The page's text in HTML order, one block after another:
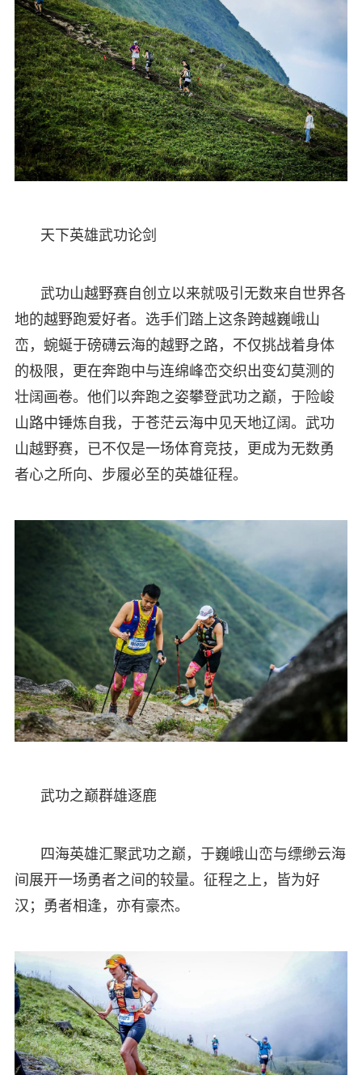
天下英雄武功论剑
武功山越野赛自创立以来就吸引无数来自世界各
地的越野跑爱好者。选手们踏上这条跨越巍峨山
峦，蜿蜒于磅礴云海的越野之路，不仅挑战着身体
的极限，更在奔跑中与连绵峰峦交织出变幻莫测的
壮阔画卷。他们以奔跑之姿攀登武功之巅，于险峻
山路中锤炼自我，于苍茫云海中见天地辽阔。武功
山越野赛，已不仅是一场体育竞技，更成为无数勇
者心之所向、步履必至的英雄征程。
武功之巅群雄逐鹿
四海英雄汇聚武功之巅，于巍峨山峦与缥缈云海
间展开一场勇者之间的较量。征程之上，皆为好
汉；勇者相逢，亦有豪杰。